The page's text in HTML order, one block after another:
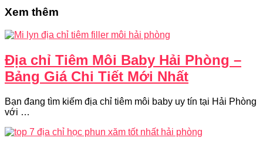
Xem thêm
Địa chỉ Tiêm Môi Baby Hải Phòng –
Bảng Giá Chi Tiết Mới Nhất
Bạn đang tìm kiếm địa chỉ tiêm môi baby uy tín tại Hải Phòng
với …